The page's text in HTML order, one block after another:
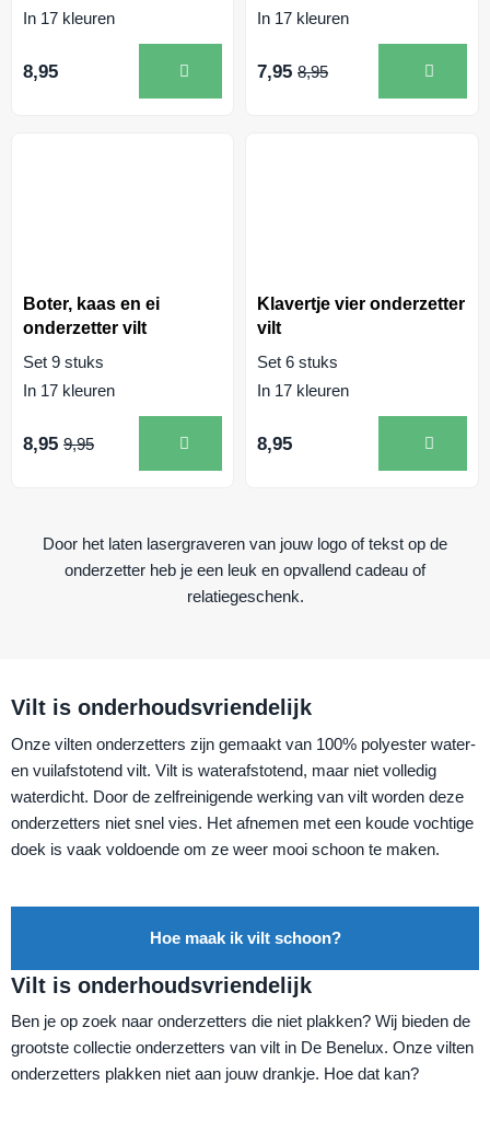
In 17 kleuren
8,95
In 17 kleuren
7,95 8,95
Boter, kaas en ei
onderzetter vilt
Set 9 stuks
In 17 kleuren
8,95 9,95
Klavertje vier onderzetter
vilt
Set 6 stuks
In 17 kleuren
8,95
Door het laten lasergraveren van jouw logo of tekst op de
onderzetter heb je een leuk en opvallend cadeau of
relatiegeschenk.
Vilt is onderhoudsvriendelijk
Onze vilten onderzetters zijn gemaakt van 100% polyester water-
en vuilafstotend vilt. Vilt is waterafstotend, maar niet volledig
waterdicht. Door de zelfreinigende werking van vilt worden deze
onderzetters niet snel vies. Het afnemen met een koude vochtige
doek is vaak voldoende om ze weer mooi schoon te maken.
Hoe maak ik vilt schoon?
Vilt is onderhoudsvriendelijk
Ben je op zoek naar onderzetters die niet plakken? Wij bieden de
grootste collectie onderzetters van vilt in De Benelux. Onze vilten
onderzetters plakken niet aan jouw drankje. Hoe dat kan?